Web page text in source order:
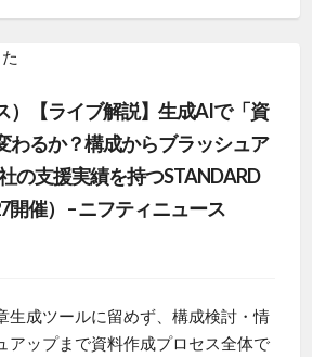
）【ライブ解説】生成AIで「資
わるか？構成からブラッシュア
の支援実績を持つSTANDARD
開催） – ニフティニュース
生成ツールに留めず、構成検討・情
アップまで資料作成プロセス全体で